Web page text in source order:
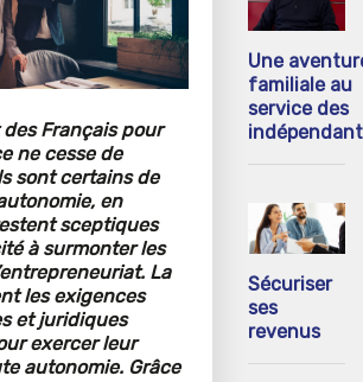
des Français pour
ne cesse de
sont certains de
en
sceptiques
à surmonter les
La
les exigences
et juridiques
exercer leur
autonomie. Grâce
Une
familiale au
service des
Sécuriser
ses
revenus